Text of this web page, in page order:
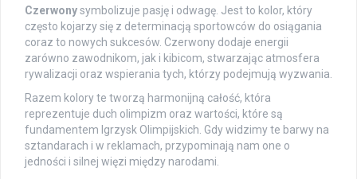
Czerwonysymbolizuje pasję i odwagę. Jest to kolor, który
często kojarzy się z determinacją sportowców do osiągania
coraz to nowych sukcesów. Czerwony dodaje energii
zarówno zawodnikom, jak i kibicom, stwarzając atmosfera
rywalizacji oraz wspierania tych, którzy podejmują wyzwania.
Razem kolory te tworzą harmonijną całość, która
reprezentuje duch olimpizm oraz wartości, które są
fundamentem Igrzysk Olimpijskich. Gdy widzimy te barwy na
sztandarach i w reklamach, przypominają nam one o
jedności i silnej więzi między narodami.